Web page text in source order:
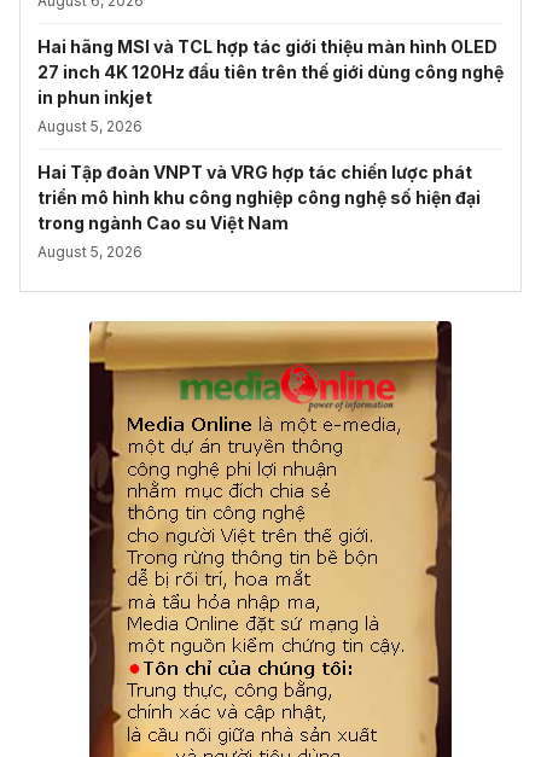
Hai hãng MSI và TCL hợp tác giới thiệu màn hình OLED
27 inch 4K 120Hz đầu tiên trên thế giới dùng công nghệ
in phun inkjet
August 5, 2026
Hai Tập đoàn VNPT và VRG hợp tác chiến lược phát
triển mô hình khu công nghiệp công nghệ số hiện đại
trong ngành Cao su Việt Nam
August 5, 2026